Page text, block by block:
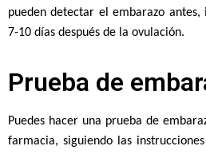
pueden detectar el embarazo
7-10 días después de la ovulación.
Prueba de
Puedes hacer una prueba de
farmacia, siguiendo las